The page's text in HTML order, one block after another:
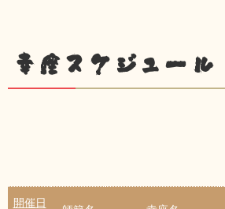
幸座スケジュール
開催日